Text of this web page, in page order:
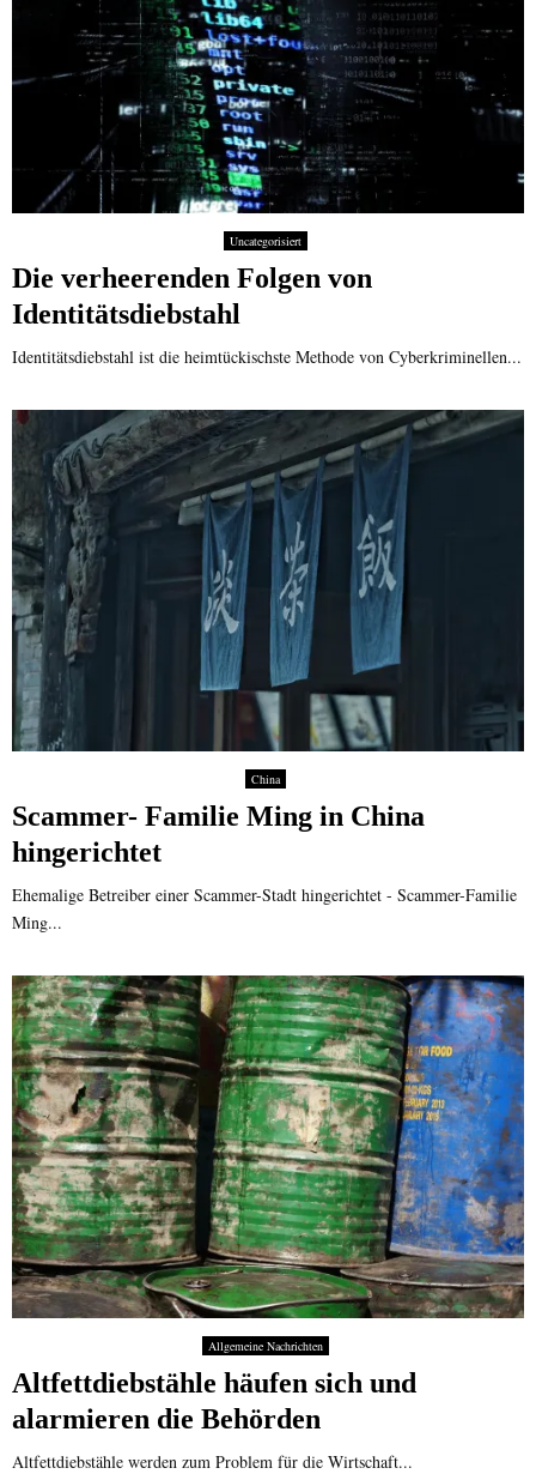
Uncategorisiert
Die verheerenden Folgen von
Identitätsdiebstahl
Identitätsdiebstahl ist die heimtückischste Methode von Cyberkriminellen...
China
Scammer- Familie Ming in China
hingerichtet
Ehemalige Betreiber einer Scammer-Stadt hingerichtet - Scammer-Familie
Ming...
Allgemeine Nachrichten
Altfettdiebstähle häufen sich und
alarmieren die Behörden
Altfettdiebstähle werden zum Problem für die Wirtschaft...